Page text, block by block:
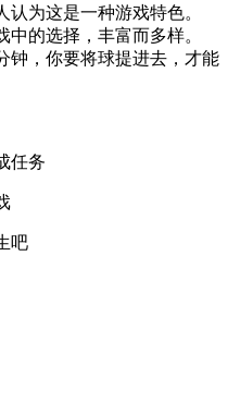
为这是一种游戏特色。
的选择，丰富而多样。
钟，你要将球提进去，才能
任务
吧